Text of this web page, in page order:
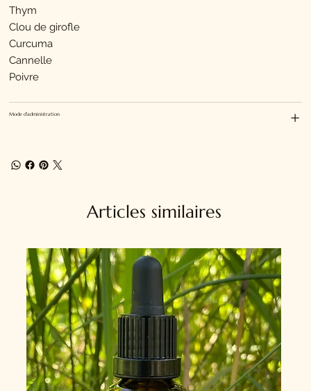
Thym
Clou de girofle
Curcuma
Cannelle
Poivre
Mode d'administration
Articles similaires